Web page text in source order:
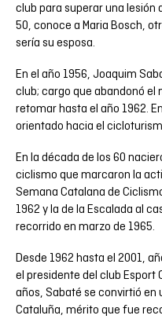
club para superar una lesión
50, conoce a Maria Bosch,
sería su esposa.
En el año 1956, Joaquim
club; cargo que abandonó el
retomar hasta el año 1962.
orientado hacia el
En la década de los 60
ciclismo que marcaron la
Semana Catalana de
1962 y la de la Escalada al
recorrido en marzo de 1965.
Desde 1962 hasta el 2001,
el presidente del club Esport
años, Sabaté se convirtió
Cataluña, mérito que fue